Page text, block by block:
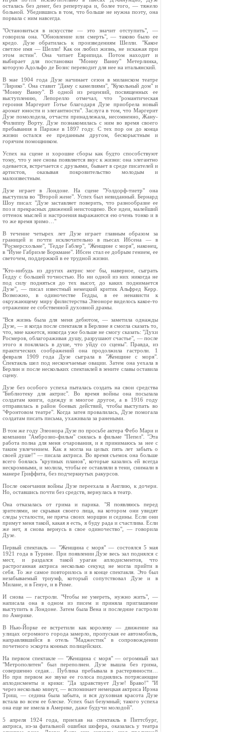
осталась без денег, без репертуара и, более того, — тяжело
больной. Убедившись в том, что больше не нужна поэту, она
порвала с ним навсегда.
"Остановиться в искусстве — это значит отступить", —
говорила она. "Обновление или смерть", — таково было ее
кредо. Дузе обратилась к произведениям Шелли. "Какое
светлое имя — Шелли! Как он любил жизнь, не искажая при
этом истин". Она читает Еврипида. Потом находит и
выбирает для постановки "Монну Ванну" Метерлинка,
которую Адольфо де Бозис переводит для нее на итальянский.
В мае 1904 года Дузе начинает сезон в миланском театре
"Лирико". Она ставит "Даму с камелиями", "Кукольный дом" и
"Монну Ванну". В одной из рецензий, посвященных ее
выступлению, Лепорелло отмечал, что "романтическая
героиня Маргерит Готье благодаря Дузе приобрела новый
аромат юности и элегантности". Заслуга в том, что Маргерит
Дузе помолодела, отчасти принадлежала, несомненно, Жану-
Филиппу Ворту. Дузе познакомилась с ним во время своего
пребывания в Париже в 1897 году. С тех пор он до конца
жизни остался ее преданным другом, бескорыстным и
горячим помощником.
Успех на сцене и хорошие сборы как будто способствуют
тому, что у нее снова появляется вкус к жизни: она элегантно
одевается, встречается с друзьями, бывает в среде писателей и
артистов, оказывая покровительство молодым и
малоизвестным.
Дузе играет в Лондоне. На сцене "Уолдорф-тиетр" она
выступила во "Второй жене". Успех был невиданный. Бернард
Шоу писал: "Дузе заставляет поверить, что разнообразие ее
поз и прекрасных движений неистощимо. Все идеи, малейший
оттенок мыслей и настроения выражаются ею очень тонко и в
то же время зримо…"
В течение четырех лет Дузе играет главным образом за
границей и почти исключительно в пьесах Ибсена — в
"Росмерсхольме", "Гедде Габлер", "Женщине с моря", наконец,
в "Йуне Габриэле Боркмане". Ибсен стал ее добрым гением, ее
светочем, поддержкой в ее трудной жизни.
"Кто-нибудь из других актрис мог бы, наверное, сыграть
Гедду с большей точностью. Но ни одной из них никогда не
под силу подняться до тех высот, до каких поднимается
Дузе", — писал известный немецкий критик Альфред Керр.
Возможно, в одиночестве Гедды, в ее ненависти к
окружающему миру филистерства Элеоноре виделось какое-то
отражение ее собственной духовной драмы.
"Вся жизнь была для меня дебютом, — заметила однажды
Дузе, — и когда после спектакля в Берлине я смогла сказать то,
что, мне кажется, никогда уже больше не смогу сказать: "Духи
Росмеров, облагораживая душу, разрушают счастье", — после
этого я поклялась в душе, что уйду со сцены". Правда, из
практических соображений она продолжила гастроли. 1
февраля 1909 года Дузе сыграла в "Женщине с моря".
Спектакль шел под нескончаемые овации. Затем она уехала в
Берлин и после нескольких спектаклей в зените славы оставила
сцену.
Дузе без особого успеха пыталась создать на свои средства
"Библиотеку для актрис". Во время войны она посылала
солдатам книги, одежду и многое другое, а в 1916 году
отправилась в район боевых действий, чтобы выступать во
"Фронтовом театре". Когда затея провалилась, Дузе помогала
солдатам писать письма, ухаживала за ранеными.
В том же году Элеонора Дузе по просьбе актера Фебо Мари и
компании "Амброзио-фильм" снялась в фильме "Пепел". "Эта
работа полна для меня очарования, и я принимаюсь за нее с
таким увлечением. Как я могла на целых пять лет забыть о
своей душе!" — писала актриса. Во время съемок она больше
всего боялась "крупных планов", которые казались ей всегда
нескромными, и молила, чтобы ее оставляли в тени, снимали в
манере Гриффита, без подчеркнутых ракурсов.
После окончания войны Дузе переехала в Англию, к дочери.
Но, оставшись почти без средств, вернулась в театр.
Она отказалась от грима и парика. "Я появляюсь перед
зрителями, не скрывая своего лица, на котором они увидят
следы усталости, не пряча своих морщин и седины. Если они
примут меня такой, какая я есть, я буду рада и счастлива. Если
же нет, я снова вернусь в свое одиночество", — говорила
Дузе.
Первый спектакль — "Женщина с моря" — состоялся 5 мая
1921 года в Турине. При появлении Дузе весь зал поднялся с
мест, и раздался такой ураган аплодисментов, что
растроганная актриса несколько секунд не могла прийти в
себя. То же самое повторилось и в конце спектакля. Это был
незабываемый триумф, который сопутствовал Дузе и в
Милане, и в Генуе, и в Риме.
И снова — гастроли. "Чтобы не умереть, нужно жить", —
написала она в одном из писем и приняла приглашение
выступить в Лондоне. Затем была Вена и последние гастроли
по Америке.
В Нью-Йорке ее встретили как королеву — движение на
улицах огромного города замерло, пропуская ее автомобиль,
направлявшийся в отель "Маджестик" в сопровождении
почетного эскорта конных полицейских.
На первом спектакле — "Женщина с моря" — огромный зал
"Метрополитен" был переполнен. Дузе вышла без грима,
совершенно седая… Публика пребывала в растерянности…
Но при первом же звуке ее голоса поднялись потрясающие
аплодисменты и крики: "Да здравствует Дузе! Браво!" "И
через несколько минут, — вспоминает немецкая актриса Ирэна
Триш, — седина была забыта, и вся духовная красота Дузе
встала во всем ее блеске. Успех был безумный; такого успеха
она еще не имела в Америке, даже будучи молодой".
5 апреля 1924 года, приехав на спектакль в Питтсбург,
актриса, из-за фатальной ошибки шофера, оказалась у театра